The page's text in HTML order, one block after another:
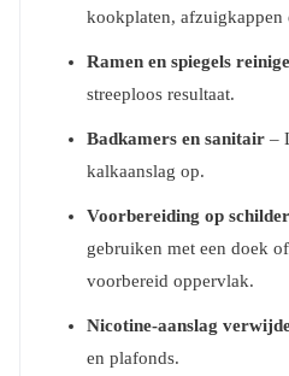
kookplaten, afzuigkappen
Ramen en spiegels
streeploos resultaat.
Badkamers en sanitair –
kalkaanslag op.
Voorbereiding op
gebruiken met een doek
voorbereid oppervlak.
Nicotine-aanslag
en plafonds.